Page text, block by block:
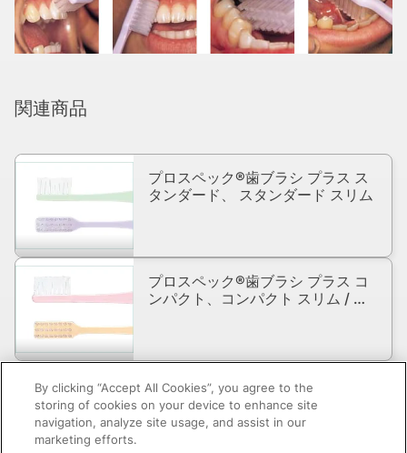
関連商品
プロスペック®歯ブラシ プラス ス
タンダード、 スタンダード スリム
プロスペック®歯ブラシ プラス コ
ンパクト、コンパクト スリム / コ
By clicking “Accept All Cookies”, you agree to the
storing of cookies on your device to enhance site
navigation, analyze site usage, and assist in our
marketing efforts.